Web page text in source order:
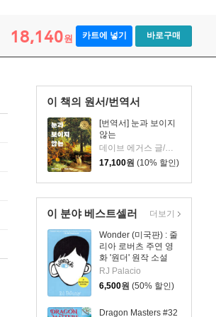
18,140원 카트에 넣기 바로구매
이 책의 원서/번역서
[번역서] 눈과 보이지
않는
데이브 에거스 글/숀 해리스 그림/송섬별 역
17,100원 (10% 할인)
이 분야 베스트셀러
Wonder (미국판) : 줄
리아 로버츠 주연 영
화 '원더' 원작 소설
RJ Palacio
6,500원 (50% 할인)
Dragon Masters #32
더보기